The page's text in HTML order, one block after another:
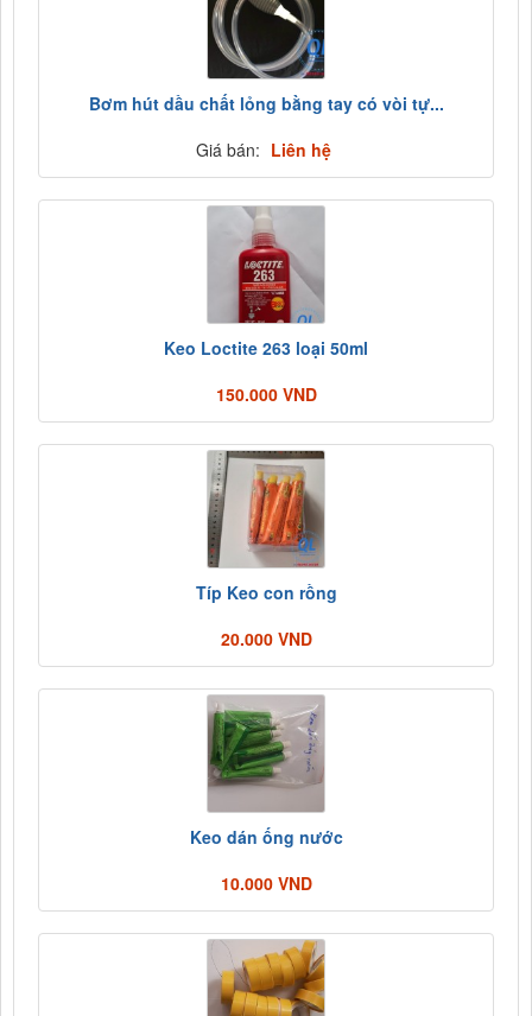
Bơm hút dầu chất lỏng bằng tay có vòi tự...
Giá bán: Liên hệ
Keo Loctite 263 loại 50ml
150.000 VND
Típ Keo con rồng
20.000 VND
Keo dán ống nước
10.000 VND